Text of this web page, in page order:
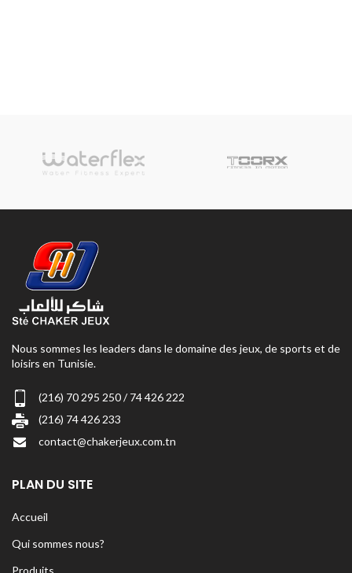
Nous sommes les leaders dans le domaine des jeux, de sports et de
loisirs en Tunisie.
(216) 70 295 250 / 74 426 222
(216) 74 426 233
contact@chakerjeux.com.tn
PLAN DU SITE
Accueil
Qui sommes nous?
Produits